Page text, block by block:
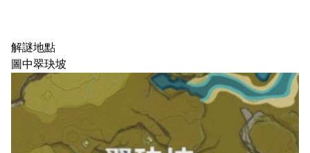
解謎地點
圖中翠玦坡